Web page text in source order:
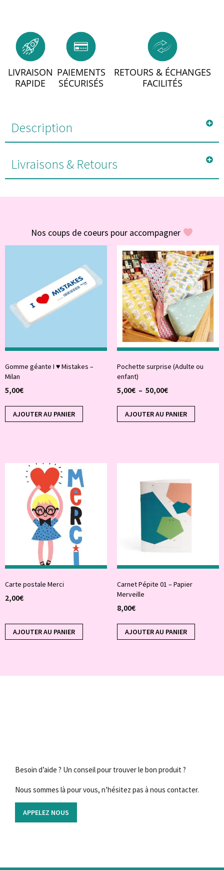
LIVRAISON
RAPIDE
PAIEMENTS
SÉCURISÉS
RETOURS & ÉCHANGES
FACILITÉS
Description
Livraisons & Retours
Nos coups de coeurs pour accompagner
Gomme géante I ♥ Mistakes –
Milan
5,00€
AJOUTER AU PANIER
Pochette surprise (Adulte ou
enfant)
5,00€ – 50,00€
AJOUTER AU PANIER
Carte postale Merci
2,00€
AJOUTER AU PANIER
Carnet Pépite 01 – Papier
Merveille
8,00€
AJOUTER AU PANIER
Besoin d’aide ? Un conseil pour trouver le bon produit ?
Nous sommes là pour vous, n’hésitez pas à nous contacter.
APPELEZ NOUS